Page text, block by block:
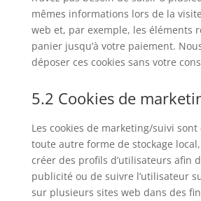
mêmes informations lors de la
web et, par exemple, les éléments
panier jusqu’à votre paiement.
déposer ces cookies sans votre
5.2 Cookies de
Les cookies de marketing/suivi sont
toute autre forme de stockage
créer des profils d’utilisateurs afin
publicité ou de suivre l’utilisateur
sur plusieurs sites web dans des